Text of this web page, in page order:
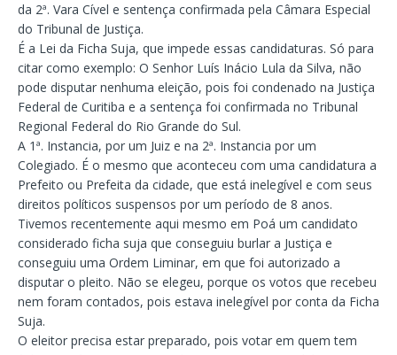
da 2ª. Vara Cível e sentença confirmada pela Câmara Especial
do Tribunal de Justiça.
É a Lei da Ficha Suja, que impede essas candidaturas. Só para
citar como exemplo: O Senhor Luís Inácio Lula da Silva, não
pode disputar nenhuma eleição, pois foi condenado na Justiça
Federal de Curitiba e a sentença foi confirmada no Tribunal
Regional Federal do Rio Grande do Sul.
A 1ª. Instancia, por um Juiz e na 2ª. Instancia por um
Colegiado. É o mesmo que aconteceu com uma candidatura a
Prefeito ou Prefeita da cidade, que está inelegível e com seus
direitos políticos suspensos por um período de 8 anos.
Tivemos recentemente aqui mesmo em Poá um candidato
considerado ficha suja que conseguiu burlar a Justiça e
conseguiu uma Ordem Liminar, em que foi autorizado a
disputar o pleito. Não se elegeu, porque os votos que recebeu
nem foram contados, pois estava inelegível por conta da Ficha
Suja.
O eleitor precisa estar preparado, pois votar em quem tem